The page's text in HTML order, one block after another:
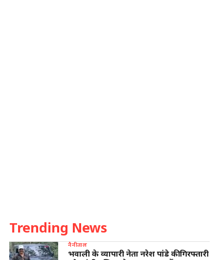
Trending News
नैनीताल
भवाली के व्यापारी नेता नरेश पांडे की गिरफ्तारी